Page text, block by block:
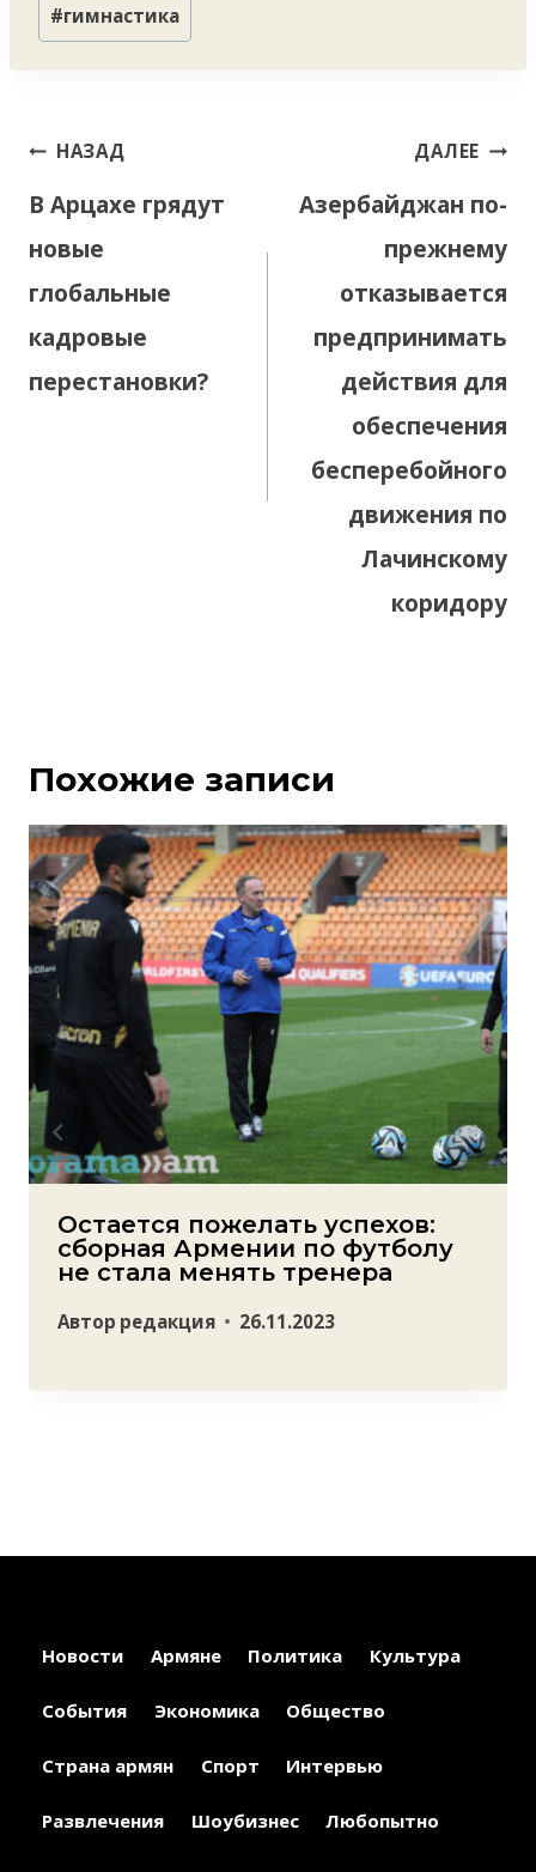
#гимнастика
Навигация
записям
НАЗАД
В Арцахе грядут
новые
глобальные
кадровые
перестановки?
ДАЛЕЕ
Азербайджан по-
прежнему
отказывается
предпринимать
действия для
обеспечения
бесперебойного
движения по
Лачинскому
коридору
Похожие записи
Остается пожелать успехов:
сборная Армении по футболу
не стала менять тренера
Автор редакция 26.11.2023
Новости Армяне Политика Культура
События Экономика Общество
Страна армян Спорт Интервью
Развлечения Шоубизнес Любопытно